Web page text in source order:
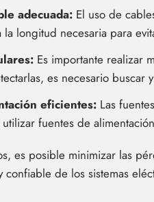
adecuada: El uso de
longitud necesaria para
Es importante realizar
es necesario buscar
eficientes: Las
fuentes de
es posible minimizar las
de los sistemas